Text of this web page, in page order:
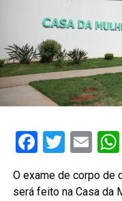
O exame de corpo de
será feito na Casa da